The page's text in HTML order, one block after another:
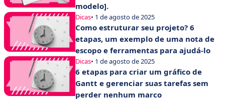
modelo].
Dicas• 1 de agosto de 2025
Como estruturar seu projeto? 6
etapas, um exemplo de uma nota de
escopo e ferramentas para ajudá-lo
Dicas• 1 de agosto de 2025
6 etapas para criar um gráfico de
Gantt e gerenciar suas tarefas sem
perder nenhum marco